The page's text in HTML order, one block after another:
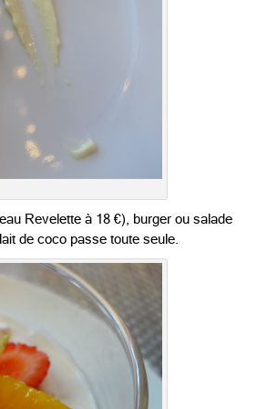
Revelette à 18 €), burger ou salade
de coco passe toute seule.